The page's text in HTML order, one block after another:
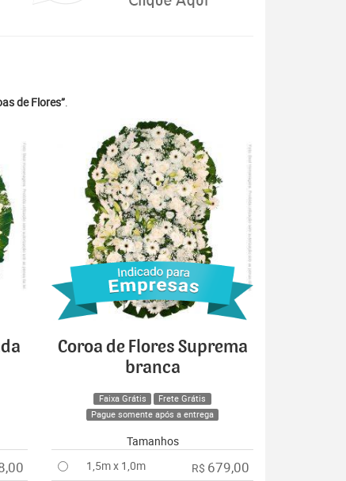
de Flores”.
Coroa de Flores Suprema
branca
Faixa Grátis
Frete Grátis
Pague somente após a entrega
Tamanhos
1,5m x 1,0m
R$ 679,00